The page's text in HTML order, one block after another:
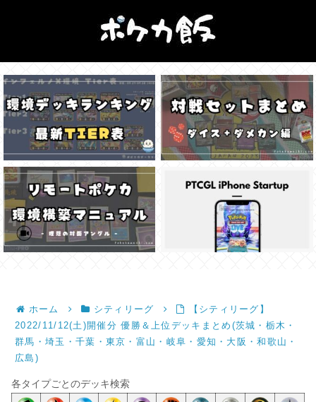
ホーム シティリーグ
【シティリーグ】
2022/11/12(土)開催分 優勝＆上位デッキまとめ(茨城・栃木・
群馬・埼玉・千葉・東京・富山・岐阜・愛知・大阪・和歌山・
広島)
各タイプごとのデッキ検索